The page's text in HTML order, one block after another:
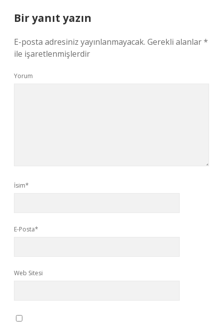
Bir yanıt yazın
E-posta adresiniz yayınlanmayacak. Gerekli alanlar*
ile işaretlenmişlerdir
Yorum
İsim*
E-Posta*
Web Sitesi